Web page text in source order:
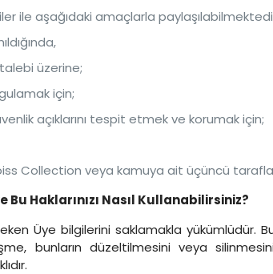
ile aşağıdaki amaçlarla
üzerine;
için;
açıklarını tespit etmek ve korumak için;
Collection veya kamuya ait üçüncü
Haklarınızı Nasıl Kullanabilirsiniz?
Üye bilgilerini saklamakla yükümlüdür.
bunların düzeltilmesini veya